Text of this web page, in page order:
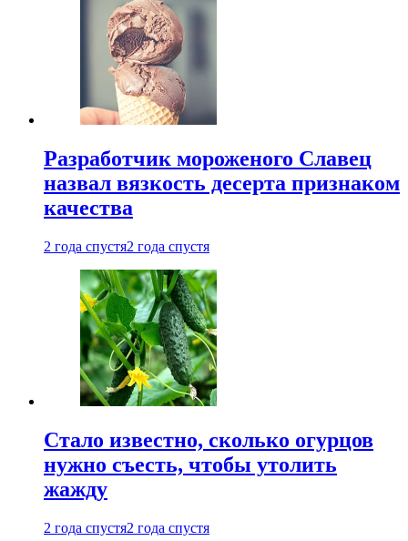
Разработчик мороженого Славец
назвал вязкость десерта признаком
качества
2 года спустя2 года спустя
Стало известно, сколько огурцов
нужно съесть, чтобы утолить
жажду
2 года спустя2 года спустя